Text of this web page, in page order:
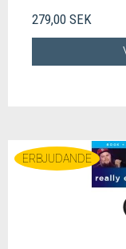
279,00 SEK
ERBJUDANDE